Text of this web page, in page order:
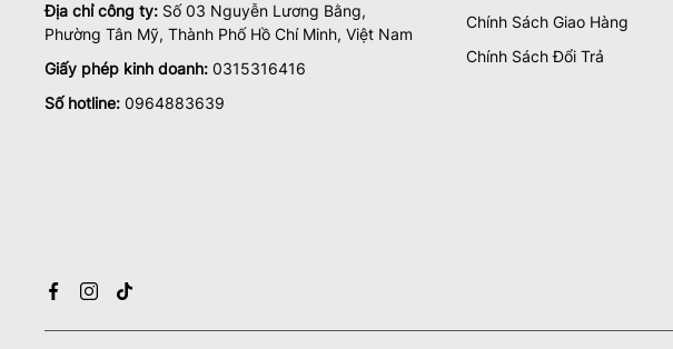
Địa chỉ công ty: Số 03 Nguyễn Lương Bằng,
Phường Tân Mỹ, Thành Phố Hồ Chí Minh, Việt Nam
Giấy phép kinh doanh: 0315316416
Số hotline: 0964883639
Chính Sách Giao Hàng
Chính Sách Đổi Trả